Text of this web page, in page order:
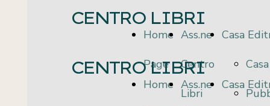
CENTRO LIBRI
Home
Page
Ass.ne
Centro
Libri
Casa
CENTRO LIBRI
Home Ass.ne Casa